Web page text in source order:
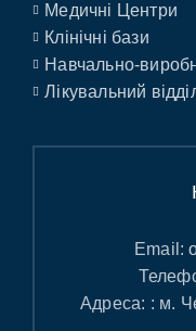
Медичні Центри
Клінічні бази
Навчально-
Лікувальний
Email:
Адреса: : м.